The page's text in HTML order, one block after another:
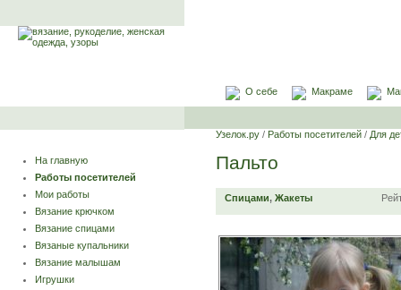
О себе Макраме
На главную
Работы посетителей
Мои работы
Вязание крючком
Вязание спицами
Вязаные купальники
Вязание малышам
Игрушки
Узелок.ру / Работы посетителей / Для
Пальто
Спицами, Жакеты